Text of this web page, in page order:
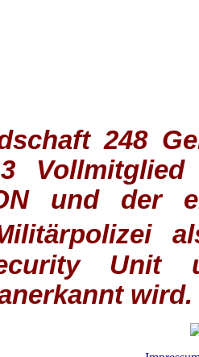
248
und der
Unit
wird.